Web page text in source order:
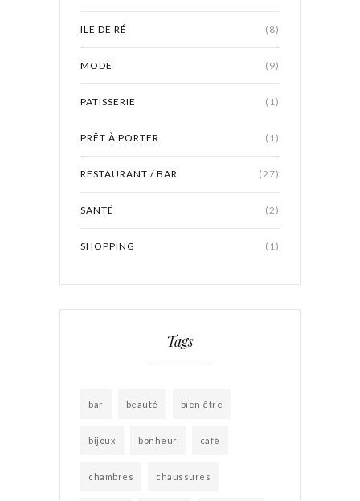
ILE DE RÉ (8)
MODE (9)
PATISSERIE (1)
PRÊT À PORTER (1)
RESTAURANT / BAR (27)
SANTÉ (2)
SHOPPING (1)
Tags
bar beauté bien être
bijoux bonheur café
chambres chaussures